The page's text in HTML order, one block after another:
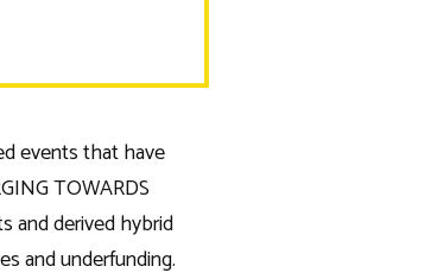
events that have
TOWARDS
and derived hybrid
and underfunding.